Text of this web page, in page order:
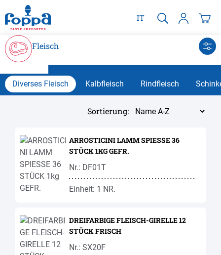
springen
IT
Fleisch
Diverses Fleisch Kalbfleisch Rindfleisch
Sortierung:
ARROSTICINI LAMM SPIESSE 36
STÜCK 1KG GEFR.
Nr.: DF01T
Einheit: 1 NR.
DREIFARBIGE FLEISCH-GIRELLE 12
STÜCK FRISCH
Nr.: SX20F